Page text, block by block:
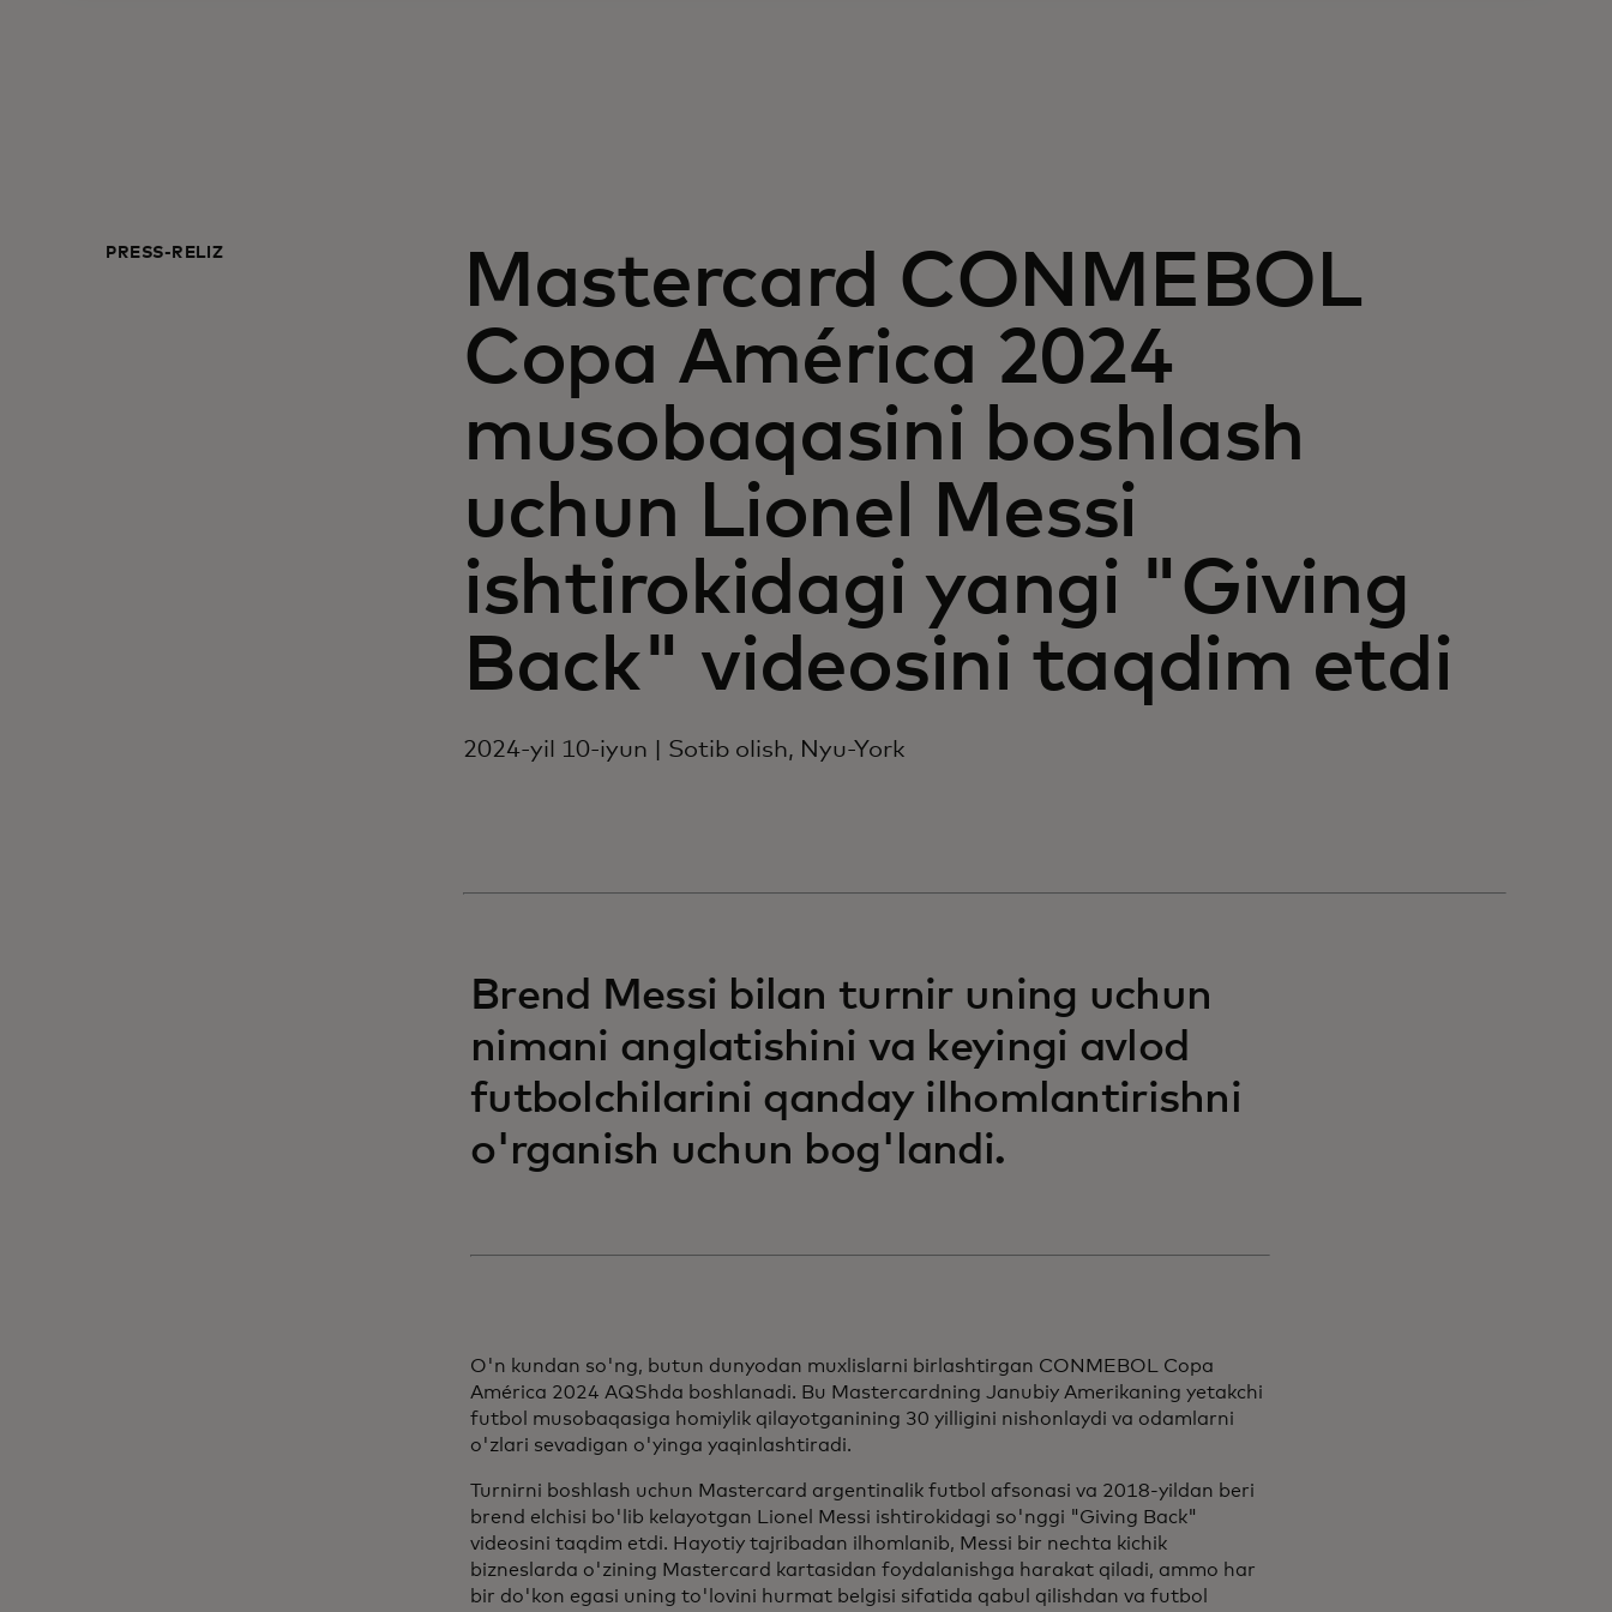
PRESS-RELIZ
Mastercard CONMEBOL
Copa América 2024
musobaqasini boshlash
uchun Lionel Messi
ishtirokidagi yangi "Giving
Back" videosini taqdim etdi
2024-yil 10-iyun | Sotib olish, Nyu-York
Brend Messi bilan turnir uning uchun
nimani anglatishini va keyingi avlod
futbolchilarini qanday ilhomlantirishni
o'rganish uchun bog'landi.
O'n kundan so'ng, butun dunyodan muxlislarni birlashtirgan CONMEBOL Copa
América 2024 AQShda boshlanadi. Bu Mastercardning Janubiy Amerikaning yetakchi
futbol musobaqasiga homiylik qilayotganining 30 yilligini nishonlaydi va odamlarni
o'zlari sevadigan o'yinga yaqinlashtiradi.
Turnirni boshlash uchun Mastercard argentinalik futbol afsonasi va 2018-yildan beri
brend elchisi bo'lib kelayotgan Lionel Messi ishtirokidagi so'nggi "Giving Back"
videosini taqdim etdi. Hayotiy tajribadan ilhomlanib, Messi bir nechta kichik
bizneslarda o'zining Mastercard kartasidan foydalanishga harakat qiladi, ammo har
bir do'kon egasi uning to'lovini hurmat belgisi sifatida qabul qilishdan va futbol